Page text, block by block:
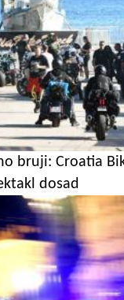
bruji: Croatia
dosad